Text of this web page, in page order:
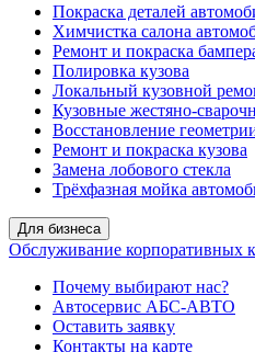
Покраска деталей
Химчистка салона
Ремонт и покраска
Полировка кузова
Локальный кузовной
Кузовные жестяно-
Восстановление
Ремонт и покраска кузова
Замена лобового стекла
Трёхфазная мойка
Для бизнеса
Обслуживание корпоративных
Почему выбирают нас?
Автосервис АБС-АВТО
Оставить заявку
Контакты на карте